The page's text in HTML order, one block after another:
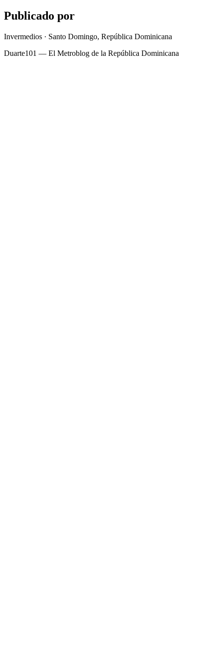
Publicado por
Invermedios · Santo Domingo, República Dominicana
Duarte101 — El Metroblog de la República Dominicana